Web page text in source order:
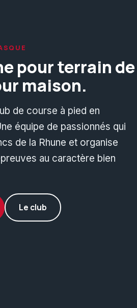
pour terrain de
maison.
de course à pied en
équipe de passionnés qui
de la Rhune et organise
au caractère bien
Le club